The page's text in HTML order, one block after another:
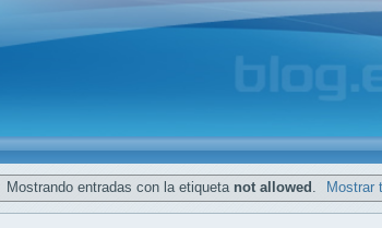
Mostrando entradas con la etiqueta not allowed Mostrar